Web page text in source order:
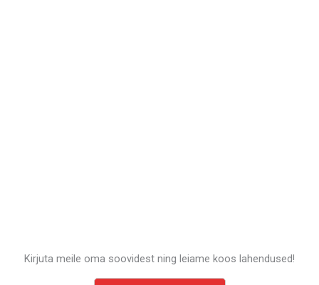
Kirjuta meile oma soovidest ning leiame koos lahendused!